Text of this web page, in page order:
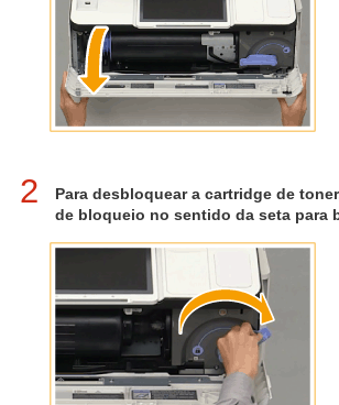
2
Para desbloquear a cartridge de
de bloqueio no sentido da seta para